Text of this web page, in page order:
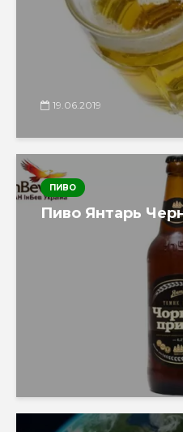
19.06.2019
ПИВО
Пиво Янтарь